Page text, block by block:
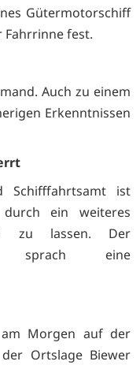
Gütermotorschiff
Fahrrinne fest.
Auch zu einem
Erkenntnissen
Schifffahrtsamt ist
ein weiteres
zu lassen. Der
sprach eine
Morgen auf der
Ortslage Biewer